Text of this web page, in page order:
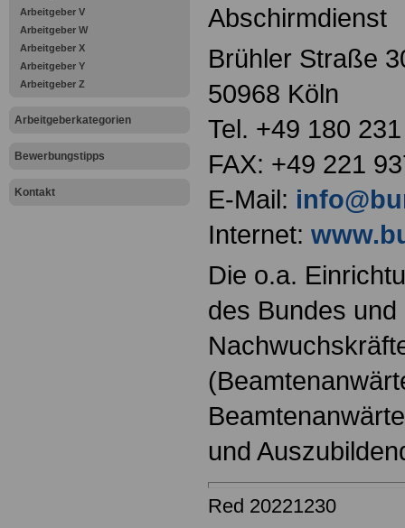
Arbeitgeber V
Arbeitgeber W
Arbeitgeber X
Arbeitgeber Y
Arbeitgeber Z
Arbeitgeberkategorien
Bewerbungstipps
Kontakt
Abschirmdienst
Brühler Straße
50968 Köln
Tel. +49 180
FAX: +49 221
E-Mail:
Internet:
Die o.a.
des Bundes und
und
Red 20221230